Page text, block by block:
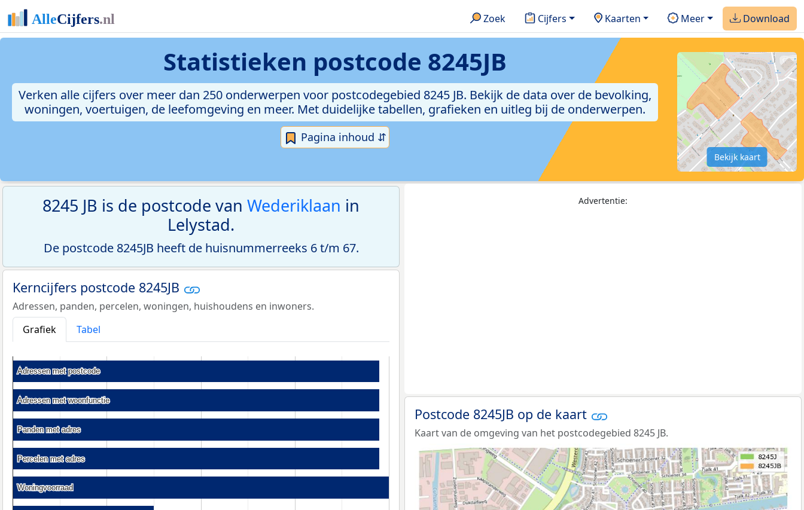
Zoek Cijfers Kaarten Meer Download
Statistieken postcode 8245JB
Verken alle cijfers over meer dan 250 onderwerpen voor postcodegebied 8245 JB. Bekijk de data over de bevolking,
woningen, voertuigen, de leefomgeving en meer. Met duidelijke tabellen, grafieken en uitleg bij de onderwerpen.
Pagina inhoud ⇵
Bekijk kaart
8245 JB is de postcode van Wederiklaan in
Lelystad.
De postcode 8245JB heeft de huisnummerreeks 6 t/m 67.
Kerncijfers postcode 8245JB
Adressen, panden, percelen, woningen, huishoudens en inwoners.
Grafiek
Tabel
Adressen met postcode
Adressen met postcode
Adressen met woonfunctie
Adressen met woonfunctie
Panden met adres
Panden met adres
Percelen met adres
Percelen met adres
Woningvoorraad
Woningvoorraad
Advertentie:
Postcode 8245JB op de kaart
Kaart van de omgeving van het postcodegebied 8245 JB.